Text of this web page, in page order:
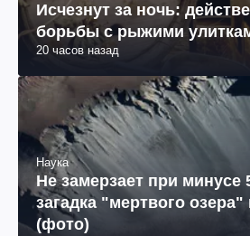
Исчезнут за ночь:
борьбы с рыжими
20 часов назад
Наука
Не замерзает при минусе
загадка "мертвого озера"
(фото)